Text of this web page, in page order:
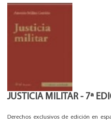
JUSTICIA MILITAR - 7ª
Derechos exclusivos de edición en